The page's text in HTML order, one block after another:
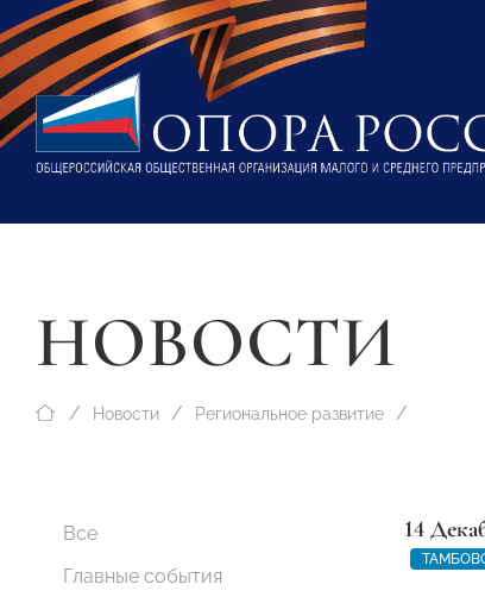
НОВОСТИ
Новости Региональное развитие
Все
Главные события
14